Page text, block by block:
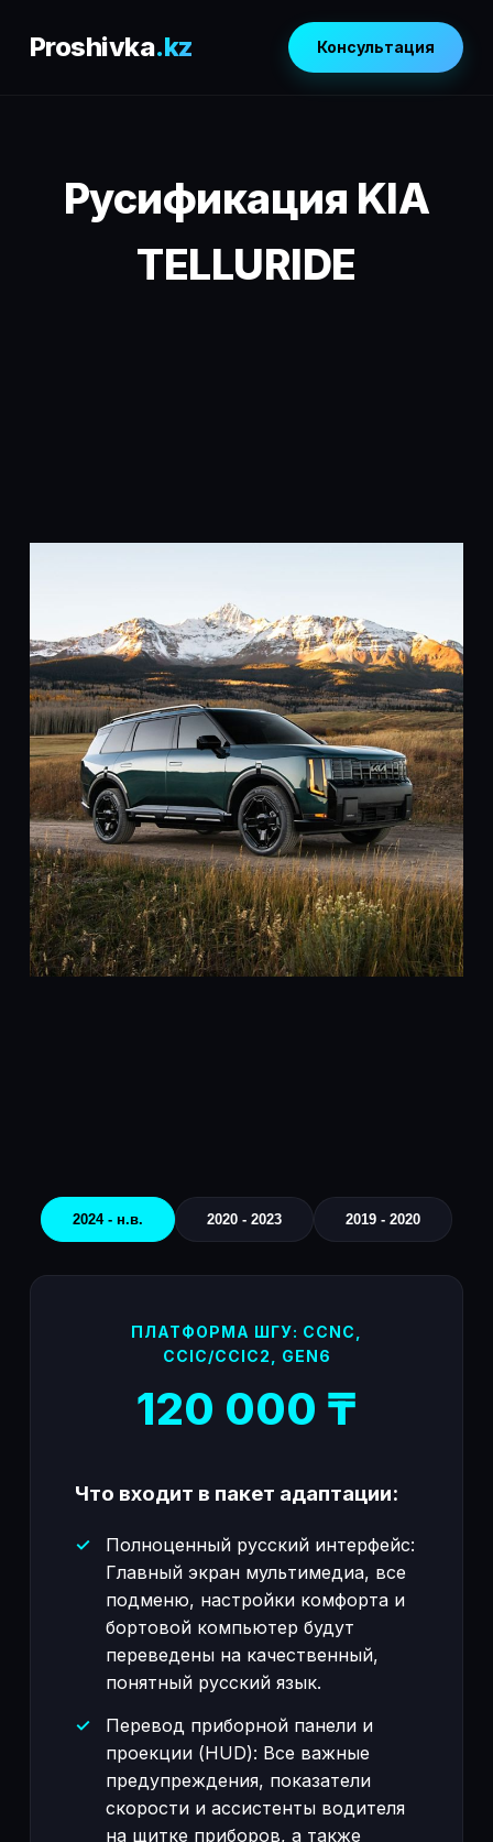
Proshivka.kz Консультация
Русификация KIA
TELLURIDE
2024 - н.в. 2020 - 2023 2019 - 2020
ПЛАТФОРМА ШГУ: CCNC,
CCIC/CCIC2, GEN6
120 000 ₸
Что входит в пакет адаптации:
Полноценный русский интерфейс:
Главный экран мультимедиа, все
подменю, настройки комфорта и
бортовой компьютер будут
переведены на качественный,
понятный русский язык.
Перевод приборной панели и
проекции (HUD): Все важные
предупреждения, показатели
скорости и ассистенты водителя
на щитке приборов, а также